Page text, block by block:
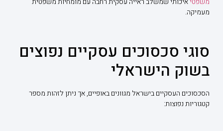
מעמיקה.
סוגי סכסוכים עסקיים נפוצים
בשוק הישראלי
הסכסוכים העסקיים בישראל מגוונים באופיים, אך ניתן לזהות מספר
קטגוריות נפוצות: